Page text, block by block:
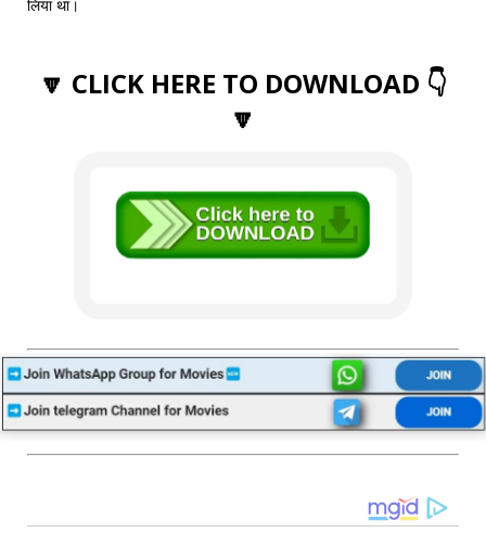
लिया था।
🔽 CLICK HERE TO DOWNLOAD 👇
🔽